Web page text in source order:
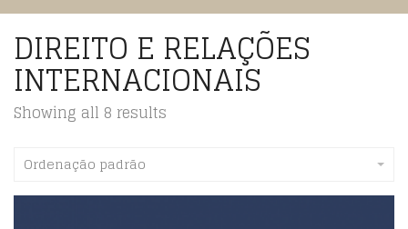
DIREITO E RELAÇÕES
INTERNACIONAIS
Showing all 8 results
Ordenação padrão